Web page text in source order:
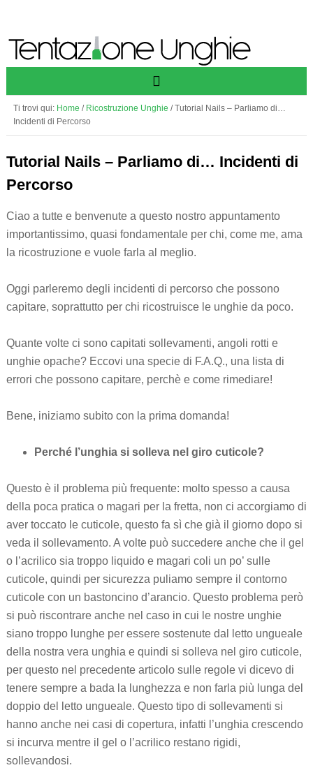
Ti trovi qui: Home / Ricostruzione Unghie /Tutorial Nails – Parliamo di…
Incidenti di Percorso
Tutorial Nails – Parliamo di… Incidenti di
Percorso
Ciao a tutte e benvenute a questo nostro appuntamento
importantissimo, quasi fondamentale per chi, come me, ama
la ricostruzione e vuole farla al meglio.
Oggi parleremo degli incidenti di percorso che possono
capitare, soprattutto per chi ricostruisce le unghie da poco.
Quante volte ci sono capitati sollevamenti, angoli rotti e
unghie opache? Eccovi una specie di F.A.Q., una lista di
errori che possono capitare, perchè e come rimediare!
Bene, iniziamo subito con la prima domanda!
Perché l’unghia si solleva nel giro cuticole?
Questo è il problema più frequente: molto spesso a causa
della poca pratica o magari per la fretta, non ci accorgiamo di
aver toccato le cuticole, questo fa sì che già il giorno dopo si
veda il sollevamento. A volte può succedere anche che il gel
o l’acrilico sia troppo liquido e magari coli un po’ sulle
cuticole, quindi per sicurezza puliamo sempre il contorno
cuticole con un bastoncino d’arancio. Questo problema però
si può riscontrare anche nel caso in cui le nostre unghie
siano troppo lunghe per essere sostenute dal letto ungueale
della nostra vera unghia e quindi si solleva nel giro cuticole,
per questo nel precedente articolo sulle regole vi dicevo di
tenere sempre a bada la lunghezza e non farla più lunga del
doppio del letto ungueale. Questo tipo di sollevamenti si
hanno anche nei casi di copertura, infatti l’unghia crescendo
si incurva mentre il gel o l’acrilico restano rigidi,
sollevandosi.